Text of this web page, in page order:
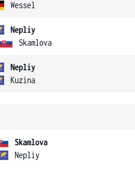
Wessel
Nepliy
Skamlova
Nepliy
Kuzina
Skamlova
Nepliy